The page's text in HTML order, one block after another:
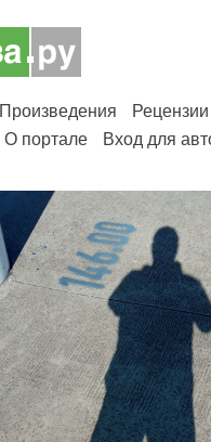
Произведения Рецензии
О портале Вход для